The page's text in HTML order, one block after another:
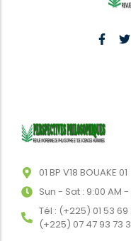
01 BP V18 BOUAKE 01
Sun - Sat : 9:00 AM -
Tél : (+225) 01 53
(+225) 07 47 93 73